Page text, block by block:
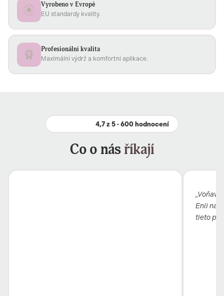
Vyrobeno v Evropě
EU standardy kvality.
Profesionální kvalita
Maximální výdrž a komfortní aplikace.
4,7 z 5 · 600 hodnocení
Co o násříkají
Enii
tieto